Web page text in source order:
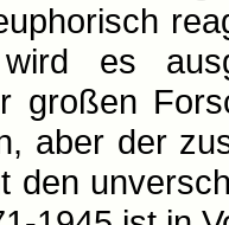
es
großen
aber der
den